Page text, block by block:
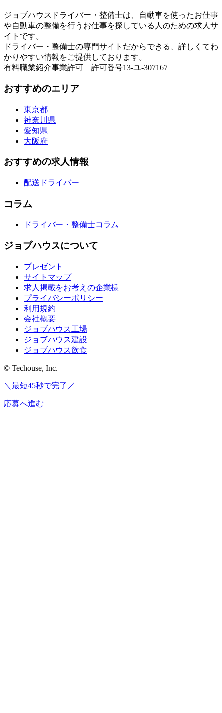
ジョブハウスドライバー・整備士は、自動車を使ったお仕事
や自動車の整備を行うお仕事を探している人のための求人サ
イトです。
ドライバー・整備士の専門サイトだからできる、詳しくてわ
かりやすい情報をご提供しております。
有料職業紹介事業許可 許可番号13-ユ-307167
おすすめのエリア
東京都
神奈川県
愛知県
大阪府
おすすめの求人情報
配送ドライバー
コラム
ドライバー・整備士コラム
ジョブハウスについて
プレゼント
サイトマップ
求人掲載をお考えの企業様
プライバシーポリシー
利用規約
会社概要
ジョブハウス工場
ジョブハウス建設
ジョブハウス飲食
© Techouse, Inc.
＼最短45秒で完了／
応募へ進む